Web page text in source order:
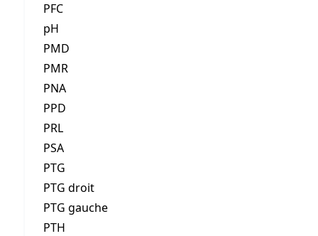
PFC
pH
PMD
PMR
PNA
PPD
PRL
PSA
PTG
PTG droit
PTG gauche
PTH